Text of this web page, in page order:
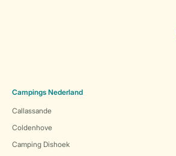
Campings Nederland
Callassande
Coldenhove
Camping Dishoek